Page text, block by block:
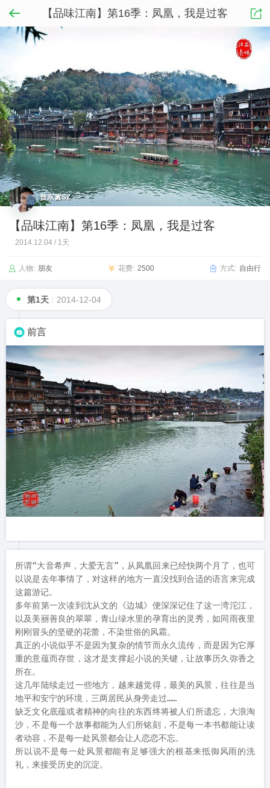
【品味江南】第16季：凤凰，我是过客
曾东篱SZ
【品味江南】第16季：凤凰，我是过客
2014.12.04 / 1天
人物: 朋友 花费: 2500 方式: 自由行
第1天 2014-12-04
前言
所谓“大音希声，大爱无言”，从凤凰回来已经快两个月了，也可
以说是去年事情了，对这样的地方一直没找到合适的语言来完成
这篇游记。
多年前第一次读到沈从文的《边城》便深深记住了这一湾沱江，
以及美丽善良的翠翠，青山绿水里的孕育出的灵秀，如同雨夜里
刚刚冒头的坚硬的花蕾，不染世俗的风霜。
真正的小说似乎不是因为复杂的情节而永久流传，而是因为它厚
重的意蕴而存世，这才是支撑起小说的关键，让故事历久弥香之
所在。
这几年陆续走过一些地方，越来越觉得，最美的风景，往往是当
地平和安宁的环境，三两居民从身旁走过……
缺乏文化底蕴或者精神的向往的东西终将被人们所遗忘，大浪淘
沙，不是每一个故事都能为人们所铭刻，不是每一本书都能让读
者动容，不是每一处风景都会让人恋恋不忘。
所以说不是每一处风景都能有足够强大的根基来抵御风雨的洗
礼，来接受历史的沉淀。